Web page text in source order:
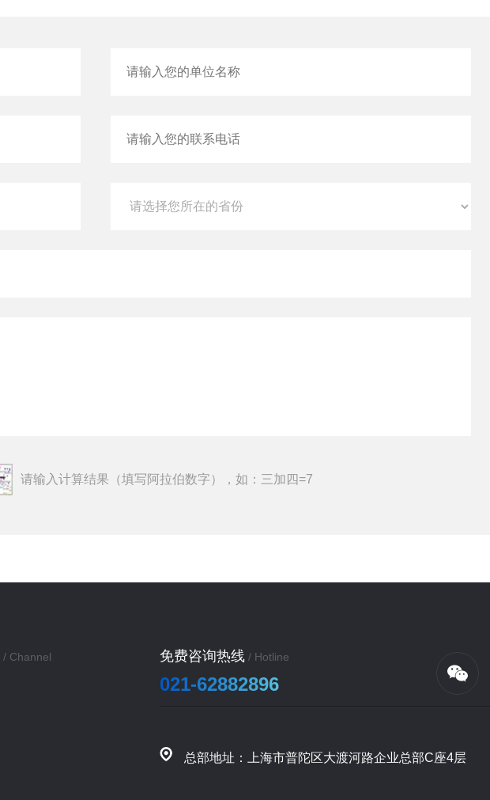
请输入计算结果（填写阿拉伯数字），如：三加四=7
免费咨询热线 / Hotline
021-62882896
总部地址：上海市普陀区大渡河路企业总部C座4层
/ Channel